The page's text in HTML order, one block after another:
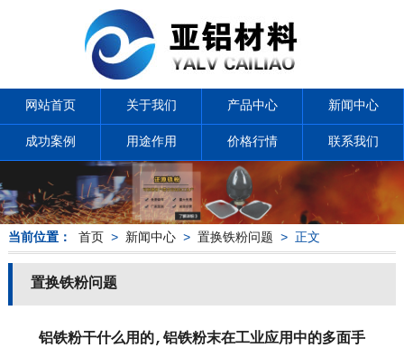
网站首页 关于我们 产品中心 新闻中心
成功案例 用途作用 价格行情 联系我们
当前位置： 首页 > 新闻中心> 置换铁粉问题 > 正文
置换铁粉问题
铝铁粉干什么用的,铝铁粉末在工业应用中的多面手